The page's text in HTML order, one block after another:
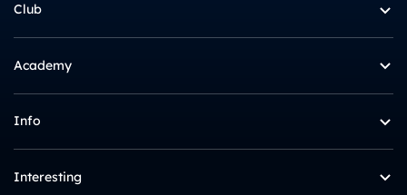
Club
Academy
Info
Interesting